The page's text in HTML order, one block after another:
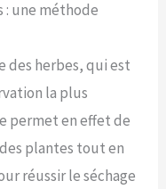
: une méthode
des herbes, qui est
la plus
permet en effet de
plantes tout en
réussir le séchage